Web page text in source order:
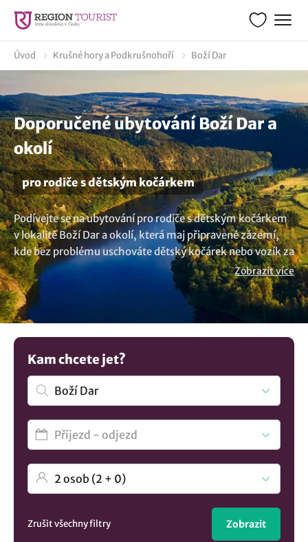
Úvod Krušné hory a Podkrušnohoří Boží Dar
Doporučené ubytování Boží Dar a
okolí
pro rodiče s dětským kočárkem
Podívejte se na ubytování pro rodiče s dětským kočárkem
v lokalitě Boží Dar a okolí, která maj připravené zázemí,
kde bez problému uschováte dětský kočárek nebo vozík za
kolo. Vychutnejte si pohodlí a bezpečí ubytovacích
prostor, které mají pro své hosty i úschovnu na kola a
dětské kočárky. Nenašli jste to co hledáte? Prozkoumejte
další tipy na
ubytování v lokalitě Boží Dar
Zobrazit více
Kam chcete jet?
Zrušit všechny filtry Zobrazit